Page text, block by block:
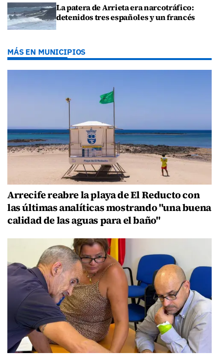
La patera de Arrieta era narcotráfico:
detenidos tres españoles y un francés
MÁS EN MUNICIPIOS
Arrecife reabre la playa de El Reducto con
las últimas analíticas mostrando "una buena
calidad de las aguas para el baño"